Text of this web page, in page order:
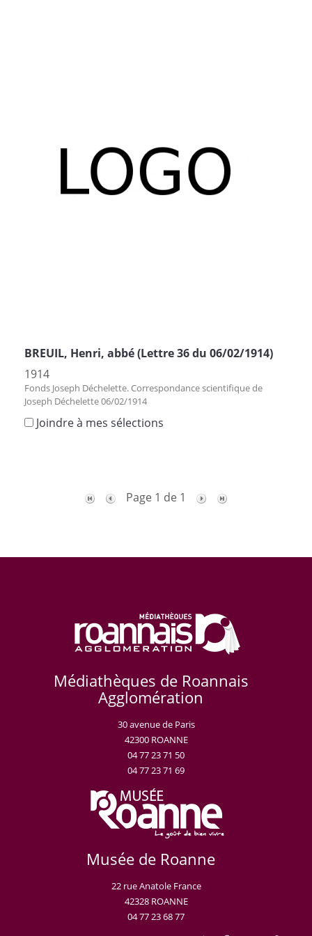
BREUIL, Henri, abbé (Lettre 36 du 06/02/1914)
1914
Fonds Joseph Déchelette. Correspondance scientifique de
Joseph Déchelette 06/02/1914
Joindre à mes sélections
Page 1 de 1
Médiathèques de Roannais
Agglomération
30 avenue de Paris
42300 ROANNE
04 77 23 71 50
04 77 23 71 69
Musée de Roanne
22 rue Anatole France
42328 ROANNE
04 77 23 68 77